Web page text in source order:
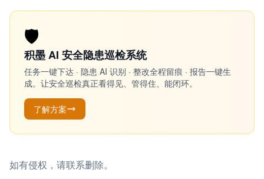
🛡️
积墨 AI 安全隐患巡检系统
任务一键下达 · 隐患 AI 识别 · 整改全程留痕 · 报告一键生
成。让安全巡检真正看得见、管得住、能闭环。
了解方案
如有侵权，请联系删除。